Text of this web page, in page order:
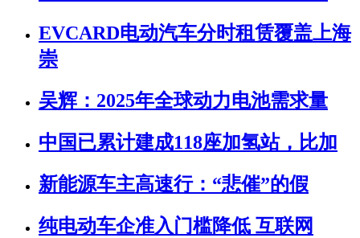
EVCARD电动汽车分时租赁覆盖上海
崇
吴辉：2025年全球动力电池需求量
中国已累计建成118座加氢站，比加
新能源车主高速行：“悲催”的假
纯电动车企准入门槛降低 互联网